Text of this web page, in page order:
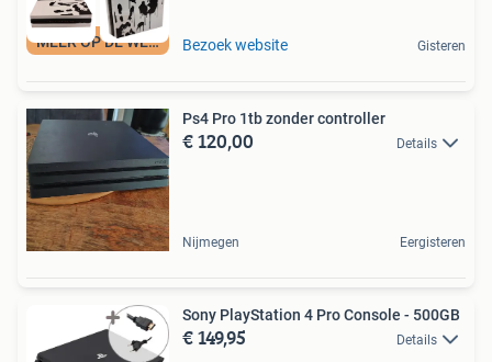
MEER OP DE WEBSITE Bezoek website Gisteren
Ps4 Pro 1tb zonder controller
€ 120,00 Details
Nijmegen Eergisteren
Sony PlayStation 4 Pro Console - 500GB
€ 149,95 Details